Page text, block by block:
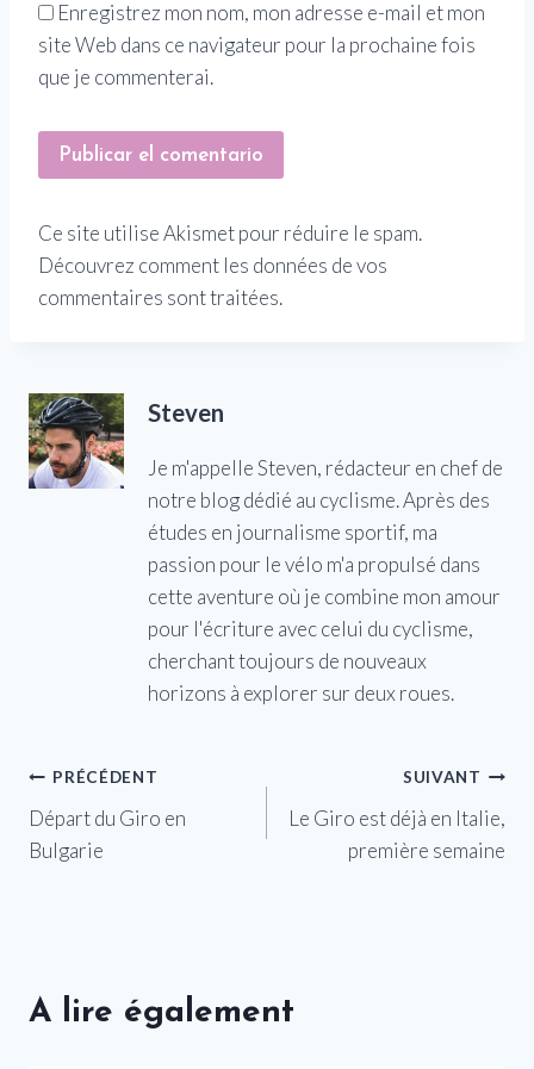
Enregistrez mon nom, mon adresse e-mail et mon
site Web dans ce navigateur pour la prochaine fois
que je commenterai.
Ce site utilise Akismet pour réduire le spam.
Découvrez comment les données de vos
commentaires sont traitées.
Steven
Je m'appelle Steven, rédacteur en chef de
notre blog dédié au cyclisme. Après des
études en journalisme sportif, ma
passion pour le vélo m'a propulsé dans
cette aventure où je combine mon amour
pour l'écriture avec celui du cyclisme,
cherchant toujours de nouveaux
horizons à explorer sur deux roues.
Navigation
de
PRÉCÉDENT
Départ du Giro en
Bulgarie
SUIVANT
Le Giro est déjà en Italie,
première semaine
A lire également